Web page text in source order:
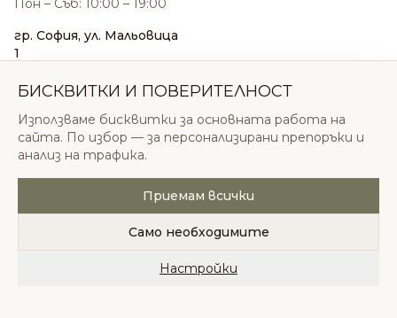
Пон – Съб: 10:00 – 19:00
гр. София, ул. Мальовица
1
sales@odonatacosmetics.com
Нед: 11:00 – 18:00
© 2026 Одоната Козметикс ООД. Всички права
запазени.
Политика за поверителностОбщи условия
БИСКВИТКИ И ПОВЕРИТЕЛНОСТ
Използваме бисквитки за основната работа на
сайта. По избор — за персонализирани препоръки и
анализ на трафика.
Приемам всички
Само необходимите
Настройки